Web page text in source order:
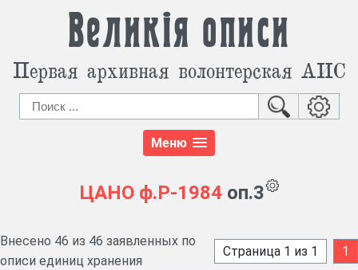
Великія описи
Первая архивная волонтерская АИС
Меню
ЦАНО ф.Р-1984оп.3
Внесено 46 из 46 заявленных по
описи единиц хранения
Страница 1 из 1 1